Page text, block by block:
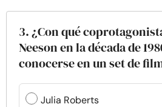
3. ¿Con qué
Neeson en la década de
conocerse en un set de
Julia Roberts